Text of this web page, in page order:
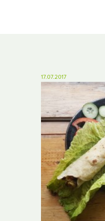
17.07.2017